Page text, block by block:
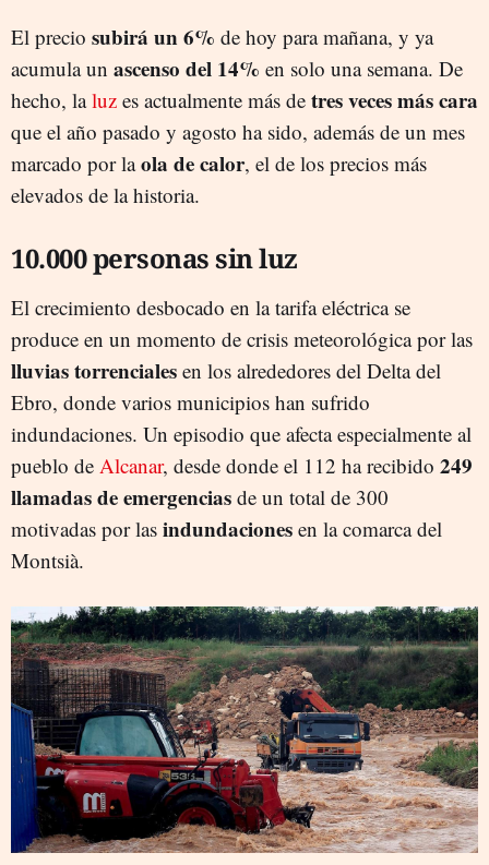
El precio subirá un 6% de hoy para mañana, y ya
acumula un ascenso del 14% en solo una semana. De
hecho, laluz es actualmente más de tres veces más cara
que el año pasado y agosto ha sido, además de un mes
marcado por laola de calor, el de los precios más
elevados de la historia.
10.000 personas sin luz
El crecimiento desbocado en la tarifa eléctrica se
produce en un momento de crisis meteorológica por las
lluvias torrenciales en los alrededores del Delta del
Ebro, donde varios municipios han sufrido
indundaciones. Un episodio que afecta especialmente al
pueblo de Alcanar, desde donde el 112 ha recibido 249
llamadas de emergencias de un total de 300
motivadas por las indundaciones en la comarca del
Montsià.